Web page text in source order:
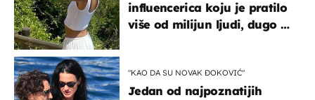
influencerica koju je pratilo
više od milijun ljudi, dugo se
"KAO DA SU NOVAK ĐOKOVIĆ"
Jedan od najpoznatijih